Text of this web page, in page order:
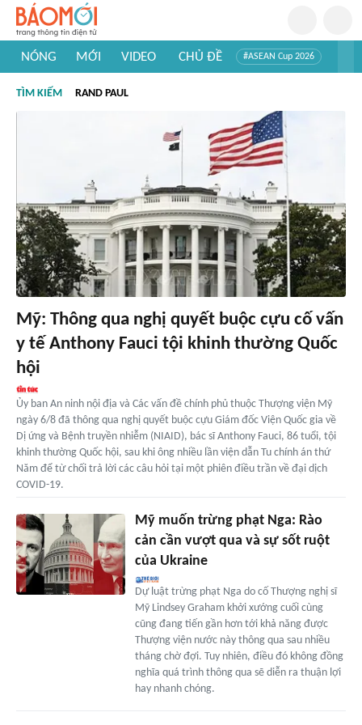
NÓNG MỚI VIDEO CHỦ ĐỀ #ASEAN Cup 2026
#Khám phá thế giới
TÌM KIẾM RAND PAUL
Mỹ: Thông qua nghị quyết buộc cựu cố vấn
y tế Anthony Fauci tội khinh thường Quốc
hội
Ủy ban An ninh nội địa và Các vấn đề chính phủ thuộc Thượng viện Mỹ
ngày 6/8 đã thông qua nghị quyết buộc cựu Giám đốc Viện Quốc gia về
Dị ứng và Bệnh truyền nhiễm (NIAID), bác sĩ Anthony Fauci, 86 tuổi, tội
khinh thường Quốc hội, sau khi ông nhiều lần viện dẫn Tu chính án thứ
Năm để từ chối trả lời các câu hỏi tại một phiên điều trần về đại dịch
COVID-19.
Mỹ muốn trừng phạt Nga: Rào
cản cần vượt qua và sự sốt ruột
của Ukraine
Dự luật trừng phạt Nga do cố Thượng nghị sĩ
Mỹ Lindsey Graham khởi xướng cuối cùng
cũng đang tiến gần hơn tới khả năng được
Thượng viện nước này thông qua sau nhiều
tháng chờ đợi. Tuy nhiên, điều đó không đồng
nghĩa quá trình thông qua sẽ diễn ra thuận lợi
hay nhanh chóng.